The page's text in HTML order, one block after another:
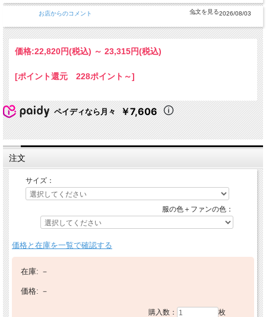
お店からのコメント 2026/08/03
価格:22,820円(税込) ～ 23,315円(税込)
[ポイント還元 228ポイント～]
ペイディなら月々 ￥7,606
注文
サイズ：
服の色＋ファンの色：
価格と在庫を一覧で確認する
在庫: －
価格: －
購入数： 枚